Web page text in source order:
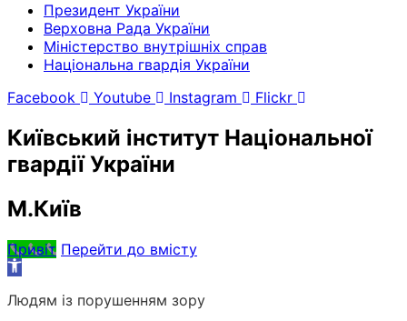
Президент України
Верховна Рада України
Міністерство внутрішніх справ
Національна гвардія України
Facebook
Youtube Instagram Flickr
Київський інститут Національної
гвардії України
М.Київ
Привіт Перейти до вмісту
Відкрити
інструментів
Людям із порушенням зору